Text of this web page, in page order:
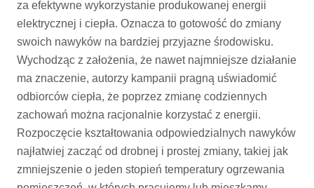
za efektywne wykorzystanie produkowanej energii
elektrycznej i ciepła. Oznacza to gotowość do zmiany
swoich nawyków na bardziej przyjazne środowisku.
Wychodząc z założenia, że nawet najmniejsze działanie
ma znaczenie, autorzy kampanii pragną uświadomić
odbiorców ciepła, że poprzez zmianę codziennych
zachowań można racjonalnie korzystać z energii.
Rozpoczęcie kształtowania odpowiedzialnych nawyków
najłatwiej zacząć od drobnej i prostej zmiany, takiej jak
zmniejszenie o jeden stopień temperatury ogrzewania